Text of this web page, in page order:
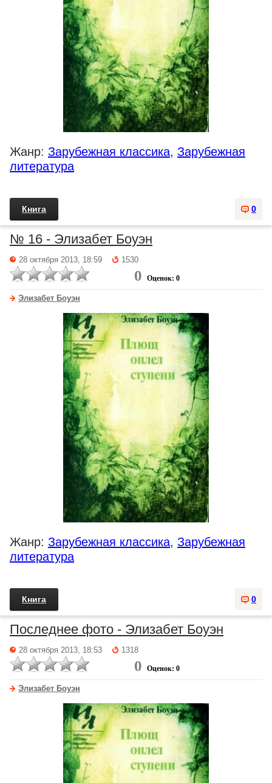
Жанр: Зарубежная классика, Зарубежная
литература
0
Книга
№ 16 - Элизабет Боуэн
28 октября 2013, 18:59 1530
0 Оценок: 0
Элизабет Боуэн
Жанр: Зарубежная классика, Зарубежная
литература
0
Книга
Последнее фото - Элизабет Боуэн
28 октября 2013, 18:53 1318
0 Оценок: 0
Элизабет Боуэн